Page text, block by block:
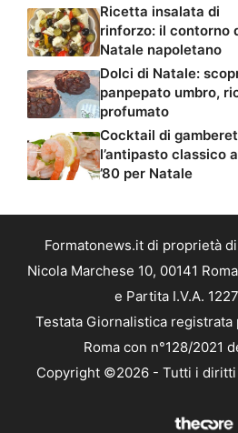
Ricetta insalata di
rinforzo: il contorno
Natale napoletano
Dolci di Natale:
panpepato umbro,
profumato
Cocktail di
l’antipasto classico
’80 per Natale
Formatonews.it di proprietà
Nicola Marchese 10, 00141
e Partita I.V.A.
Testata Giornalistica
Roma con n°128/2021
Copyright ©2026 - Tutti i